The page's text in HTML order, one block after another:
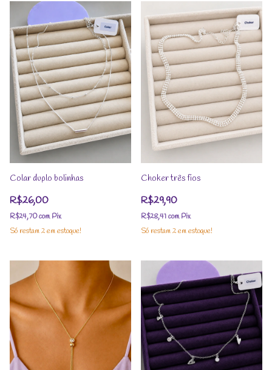
Colar duplo bolinhas
R$26,00
R$24,70com Pix
Só restam2em estoque!
Choker três fios
R$29,90
R$28,41com Pix
Só restam2em estoque!